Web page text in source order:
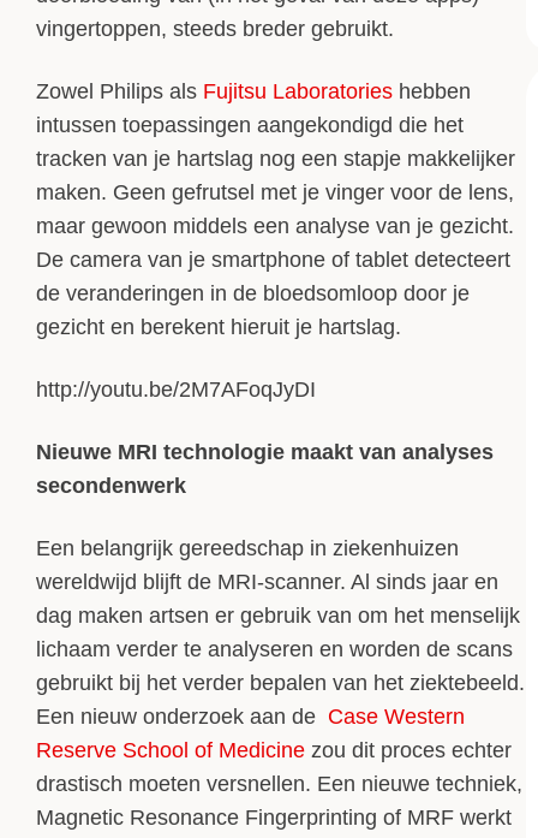
vingertoppen, steeds breder gebruikt.
Zowel Philips als Fujitsu Laboratories hebben
intussen toepassingen aangekondigd die het
tracken van je hartslag nog een stapje makkelijker
maken. Geen gefrutsel met je vinger voor de lens,
maar gewoon middels een analyse van je gezicht.
De camera van je smartphone of tablet detecteert
de veranderingen in de bloedsomloop door je
gezicht en berekent hieruit je hartslag.
http://youtu.be/2M7AFoqJyDI
Nieuwe MRI technologie maakt van analyses
secondenwerk
Een belangrijk gereedschap in ziekenhuizen
wereldwijd blijft de MRI-scanner. Al sinds jaar en
dag maken artsen er gebruik van om het menselijk
lichaam verder te analyseren en worden de scans
gebruikt bij het verder bepalen van het ziektebeeld.
Een nieuw onderzoek aan de Case Western
Reserve School of Medicine zou dit proces echter
drastisch moeten versnellen. Een nieuwe techniek,
Magnetic Resonance Fingerprinting of MRF werkt